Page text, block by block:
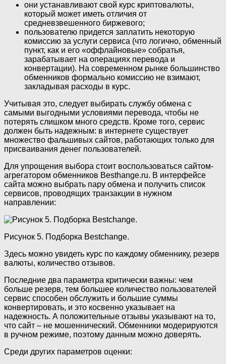
они устанавливают свой курс криптовалюты,
который может иметь отличия от
средневзвешенного биржевого;
пользователю придется заплатить некоторую
комиссию за услуги сервиса (что логично, обменный
пункт, как и его «оффлайновые» собратья,
зарабатывает на операциях перевода и
конвертации). На современном рынке большинство
обменников формально комиссию не взимают,
закладывая расходы в курс.
Учитывая это, следует выбирать службу обмена с
самыми выгодными условиями перевода, чтобы не
потерять слишком много средств. Кроме того, сервис
должен быть надежным: в интернете существует
множество фальшивых сайтов, работающих только для
присваивания денег пользователей.
Для упрощения выбора стоит воспользоваться сайтом-
агрегатором обменников Besthange.ru. В интерфейсе
сайта можно выбрать пару обмена и получить список
сервисов, проводящих транзакции в нужном
направлении:
Рисунок 5. Подборка Bestchange.
Здесь можно увидеть курс по каждому обменнику, резерв
валюты, количество отзывов.
Последние два параметра критически важны: чем
больше резерв, тем большее количество пользователей
сервис способен обслужить и большие суммы
конвертировать, и это косвенно указывает на
надежность. А положительные отзывы указывают на то,
что сайт – не мошеннический. Обменники модерируются
в ручном режиме, поэтому данным можно доверять.
Среди других параметров оценки: